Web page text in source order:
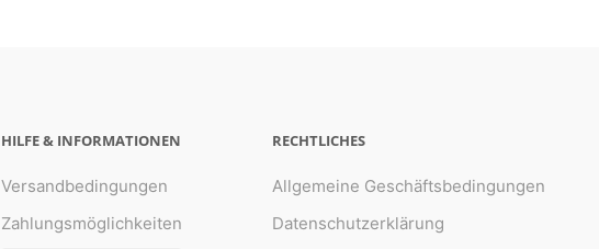
HILFE & INFORMATIONEN
Versandbedingungen
Zahlungsmöglichkeiten
RECHTLICHES
Allgemeine Geschäftsbedingungen
Datenschutzerklärung